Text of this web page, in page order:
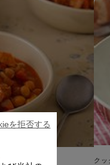
クッ
を拒否する